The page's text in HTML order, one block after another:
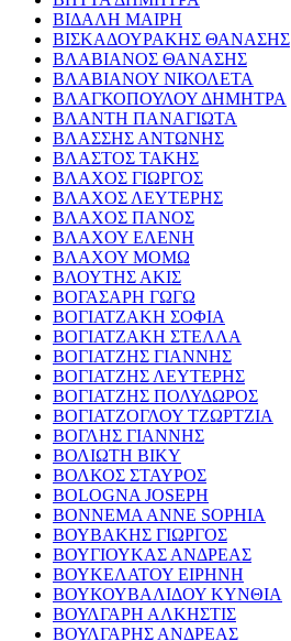
ΒΙΔΑΛΗ ΜΑΙΡΗ
ΒΙΣΚΑΔΟΥΡΑΚΗΣ ΘΑΝΑΣΗΣ
ΒΛΑΒΙΑΝΟΣ ΘΑΝΑΣΗΣ
ΒΛΑΒΙΑΝΟΥ ΝΙΚΟΛΕΤΑ
ΒΛΑΓΚΟΠΟΥΛΟΥ ΔΗΜΗΤΡΑ
ΒΛΑΝΤΗ ΠΑΝΑΓΙΩΤΑ
ΒΛΑΣΣΗΣ ΑΝΤΩΝΗΣ
ΒΛΑΣΤΟΣ ΤΑΚΗΣ
ΒΛΑΧΟΣ ΓΙΩΡΓΟΣ
ΒΛΑΧΟΣ ΛΕΥΤΕΡΗΣ
ΒΛΑΧΟΣ ΠΑΝΟΣ
ΒΛΑΧΟΥ ΕΛΕΝΗ
ΒΛΑΧΟΥ ΜΟΜΩ
ΒΛΟΥΤΗΣ ΑΚΙΣ
ΒΟΓΑΣΑΡΗ ΓΩΓΩ
ΒΟΓΙΑΤΖΑΚΗ ΣΟΦΙΑ
ΒΟΓΙΑΤΖΑΚΗ ΣΤΕΛΛΑ
ΒΟΓΙΑΤΖΗΣ ΓΙΑΝΝΗΣ
ΒΟΓΙΑΤΖΗΣ ΛΕΥΤΕΡΗΣ
ΒΟΓΙΑΤΖΗΣ ΠΟΛΥΔΩΡΟΣ
ΒΟΓΙΑΤΖΟΓΛΟΥ ΤΖΩΡΤΖΙΑ
ΒΟΓΛΗΣ ΓΙΑΝΝΗΣ
ΒΟΛΙΩΤΗ ΒΙΚΥ
ΒΟΛΚΟΣ ΣΤΑΥΡΟΣ
BOLOGNA JOSEPH
BONNEMA ANNE SOPHIA
ΒΟΥΒΑΚΗΣ ΓΙΩΡΓΟΣ
ΒΟΥΓΙΟΥΚΑΣ ΑΝΔΡΕΑΣ
ΒΟΥΚΕΛΑΤΟΥ ΕΙΡΗΝΗ
ΒΟΥΚΟΥΒΑΛΙΔΟΥ ΚΥΝΘΙΑ
ΒΟΥΛΓΑΡΗ ΑΛΚΗΣΤΙΣ
ΒΟΥΛΓΑΡΗΣ ΑΝΔΡΕΑΣ